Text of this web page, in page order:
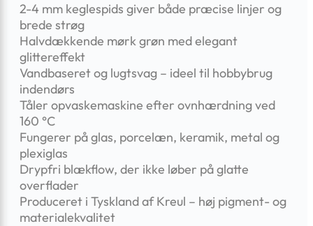
2-4 mm keglespids giver både præcise linjer og
brede strøg
Halvdækkende mørk grøn med elegant
glittereffekt
Vandbaseret og lugtsvag – ideel til hobbybrug
indendørs
Tåler opvaskemaskine efter ovnhærdning ved
160 °C
Fungerer på glas, porcelæn, keramik, metal og
plexiglas
Drypfri blækflow, der ikke løber på glatte
overflader
Produceret i Tyskland af Kreul – høj pigment- og
materialekvalitet